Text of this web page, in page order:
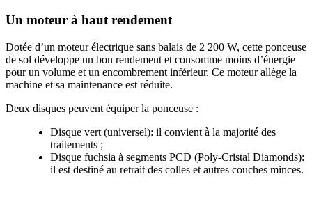
Un moteur à haut rendement
Dotée d’un moteur électrique sans balais de 2 200 W, cette ponceuse
de sol développe un bon rendement et consomme moins d’énergie
pour un volume et un encombrement inférieur. Ce moteur allège la
machine et sa maintenance est réduite.
Deux disques peuvent équiper la ponceuse :
Disque vert (universel): il convient à la majorité des
traitements ;
Disque fuchsia à segments PCD (Poly-Cristal Diamonds):
il est destiné au retrait des colles et autres couches minces.